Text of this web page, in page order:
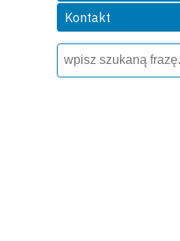
Kontakt
Wyszukiwarka
Szukaj